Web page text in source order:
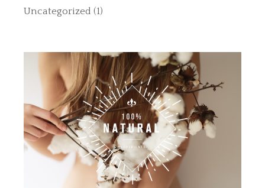
Uncategorized (1)